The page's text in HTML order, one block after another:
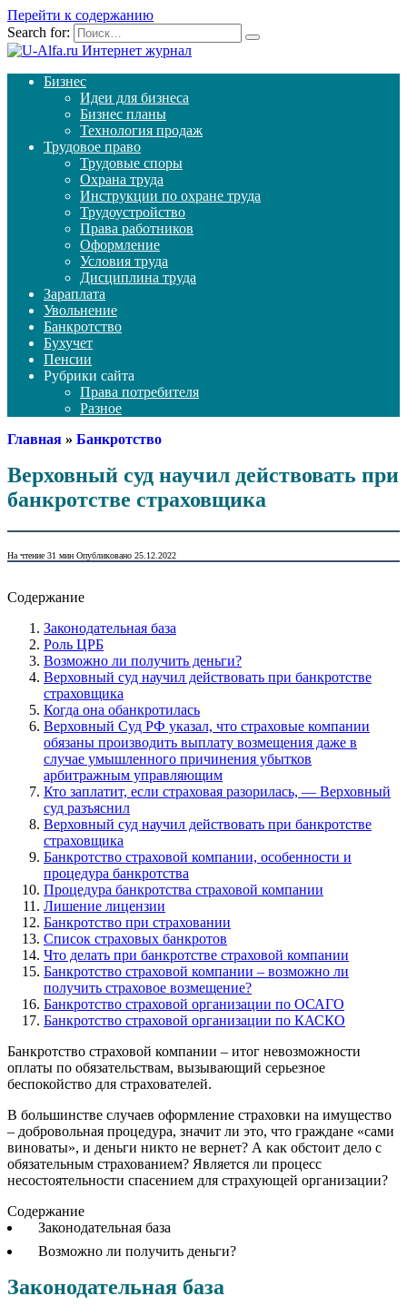
Перейти к содержанию
Search for:
Бизнес
Идеи для бизнеса
Бизнес планы
Технология продаж
Трудовое право
Трудовые споры
Охрана труда
Инструкции по охране труда
Трудоустройство
Права работников
Оформление
Условия труда
Дисциплина труда
Зараплата
Увольнение
Банкротство
Бухучет
Пенсии
Рубрики сайта
Права потребителя
Разное
Главная » Банкротство
Верховный суд научил действовать при
банкротстве страховщика
На чтение 31 мин Опубликовано 25.12.2022
Содержание
Законодательная база
Роль ЦРБ
Возможно ли получить деньги?
Верховный суд научил действовать при банкротстве
страховщика
Когда она обанкротилась
Верховный Суд РФ указал, что страховые компании
обязаны производить выплату возмещения даже в
случае умышленного причинения убытков
арбитражным управляющим
Кто заплатит, если страховая разорилась, — Верховный
суд разъяснил
Верховный суд научил действовать при банкротстве
страховщика
Банкротство страховой компании, особенности и
процедура банкротства
Процедура банкротства страховой компании
Лишение лицензии
Банкротство при страховании
Список страховых банкротов
Что делать при банкротстве страховой компании
Банкротство страховой компании – возможно ли
получить страховое возмещение?
Банкротство страховой организации по ОСАГО
Банкротство страховой организации по КАСКО
Банкротство страховой компании – итог невозможности
оплаты по обязательствам, вызывающий серьезное
беспокойство для страхователей.
В большинстве случаев оформление страховки на имущество
– добровольная процедура, значит ли это, что граждане «сами
виноваты», и деньги никто не вернет? А как обстоит дело с
обязательным страхованием? Является ли процесс
несостоятельности спасением для страхующей организации?
Содержание
Законодательная база
Возможно ли получить деньги?
Законодательная база